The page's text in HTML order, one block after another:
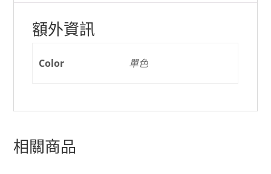
額外資訊
Color 單色
相關商品